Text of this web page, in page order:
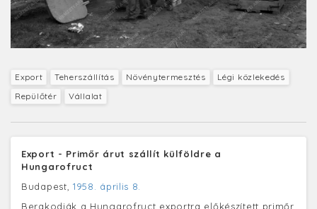
Export Teherszállítás Növénytermesztés
Légi közlekedés
Repülőtér
Vállalat
Export - Primőr árut szállít külföldre a
Hungarofruct
Budapest, 1958. április 8.
Berakodják a Hungarofruct exportra előkészített primőr